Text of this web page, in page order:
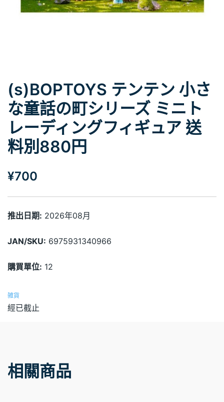
(s)BOPTOYS テンテン 小さ
な童話の町シリーズ ミニト
レーディングフィギュア 送
料別880円
¥700
推出日期: 2026年08月
JAN/SKU: 6975931340966
購買單位: 12
雑貨
經已截止
相關商品